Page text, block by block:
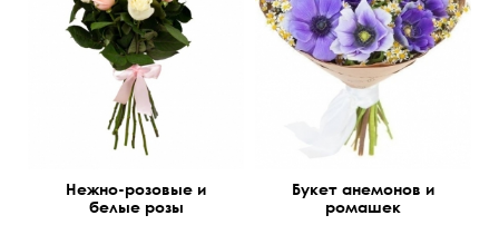
количество цветов
можно изменить
50 см
Нежно-розовые и
белые розы
Бесплатная доставка в
Волгограде
50 см
40 см
Букет анемонов и
ромашек